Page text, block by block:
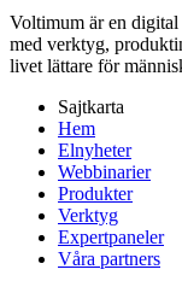
Voltimum är en
med verktyg,
livet lättare för
Sajtkarta
Hem
Elnyheter
Webbinarier
Produkter
Verktyg
Expertpaneler
Våra partners